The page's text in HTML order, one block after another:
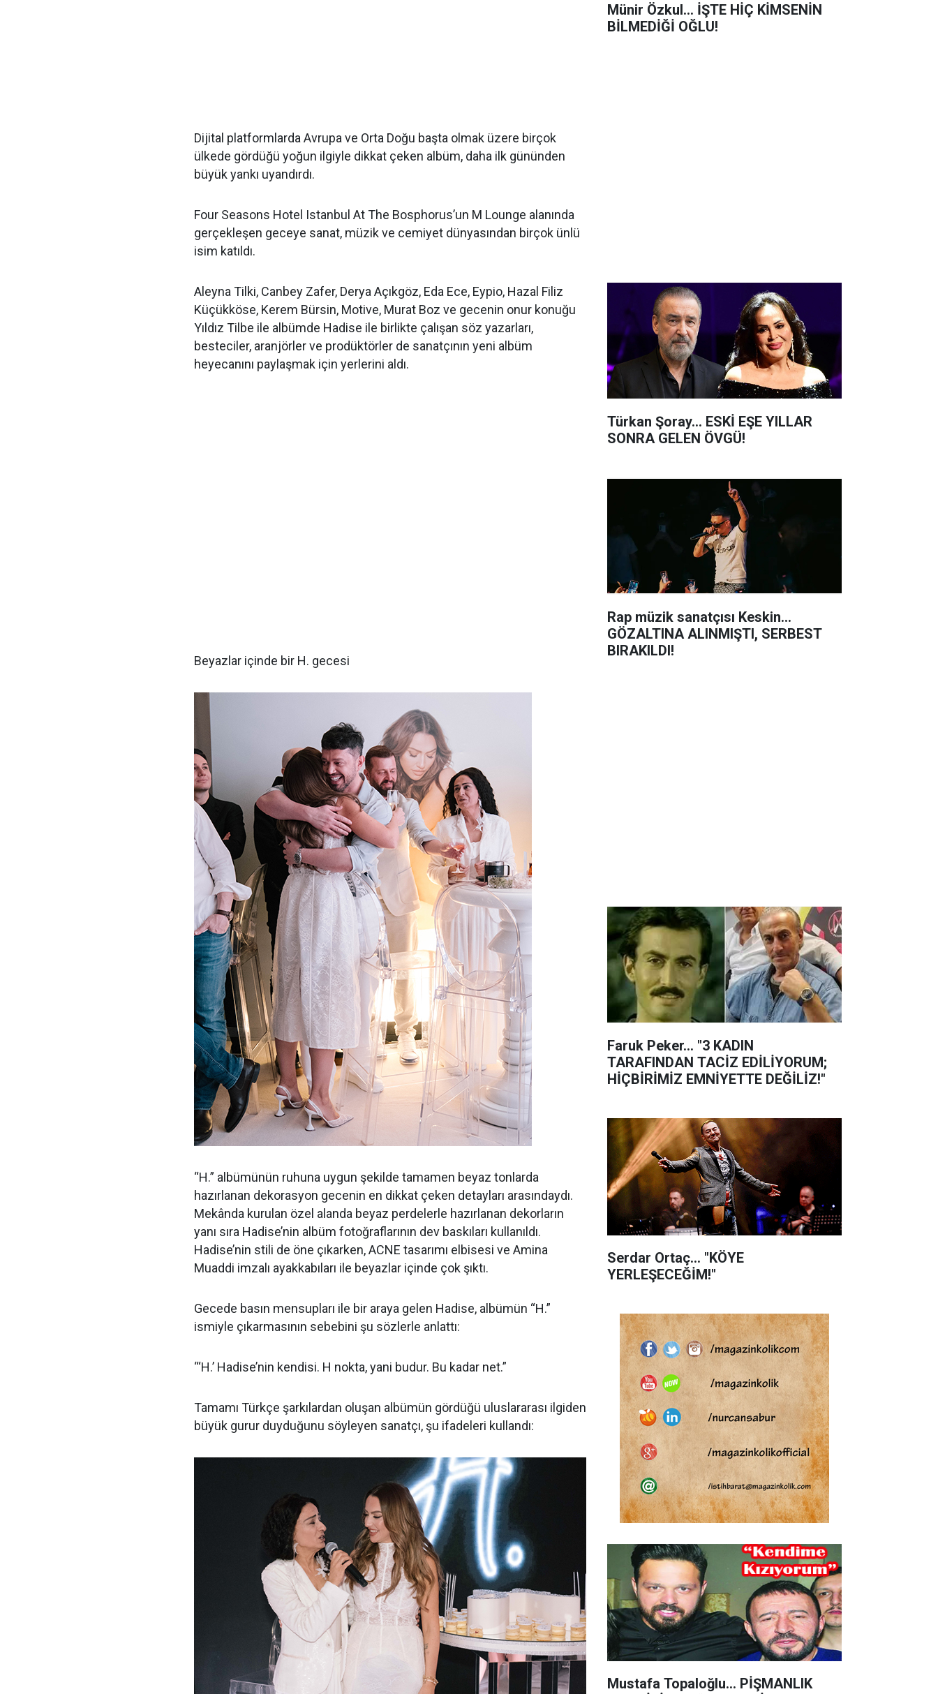
Dijital platformlarda Avrupa ve Orta Doğu başta olmak üzere birçok
ülkede gördüğü yoğun ilgiyle dikkat çeken albüm, daha ilk gününden
büyük yankı uyandırdı.
Four Seasons Hotel Istanbul At The Bosphorus’un M Lounge alanında
gerçekleşen geceye sanat, müzik ve cemiyet dünyasından birçok ünlü
isim katıldı.
Aleyna Tilki, Canbey Zafer, Derya Açıkgöz, Eda Ece, Eypio, Hazal Filiz
Küçükköse, Kerem Bürsin, Motive, Murat Boz ve gecenin onur konuğu
Yıldız Tilbe ile albümde Hadise ile birlikte çalışan söz yazarları,
besteciler, aranjörler ve prodüktörler de sanatçının yeni albüm
heyecanını paylaşmak için yerlerini aldı.
Beyazlar içinde bir H. gecesi
“H.” albümünün ruhuna uygun şekilde tamamen beyaz tonlarda
hazırlanan dekorasyon gecenin en dikkat çeken detayları arasındaydı.
Mekânda kurulan özel alanda beyaz perdelerle hazırlanan dekorların
yanı sıra Hadise’nin albüm fotoğraflarının dev baskıları kullanıldı.
Hadise’nin stili de öne çıkarken, ACNE tasarımı elbisesi ve Amina
Muaddi imzalı ayakkabıları ile beyazlar içinde çok şıktı.
Gecede basın mensupları ile bir araya gelen Hadise, albümün “H.”
ismiyle çıkarmasının sebebini şu sözlerle anlattı:
“‘H.’ Hadise’nin kendisi. H nokta, yani budur. Bu kadar net.”
Tamamı Türkçe şarkılardan oluşan albümün gördüğü uluslararası ilgiden
büyük gurur duyduğunu söyleyen sanatçı, şu ifadeleri kullandı:
Münir Özkul... İŞTE HİÇ KİMSENİN
BİLMEDİĞİ OĞLU!
Türkan Şoray... ESKİ EŞE YILLAR
SONRA GELEN ÖVGÜ!
Rap müzik sanatçısı Keskin...
GÖZALTINA ALINMIŞTI, SERBEST
BIRAKILDI!
Faruk Peker... "3 KADIN
TARAFINDAN TACİZ EDİLİYORUM;
HİÇBİRİMİZ EMNİYETTE DEĞİLİZ!"
Serdar Ortaç... "KÖYE
YERLEŞECEĞİM!"
Mustafa Topaloğlu… PİŞMANLIK